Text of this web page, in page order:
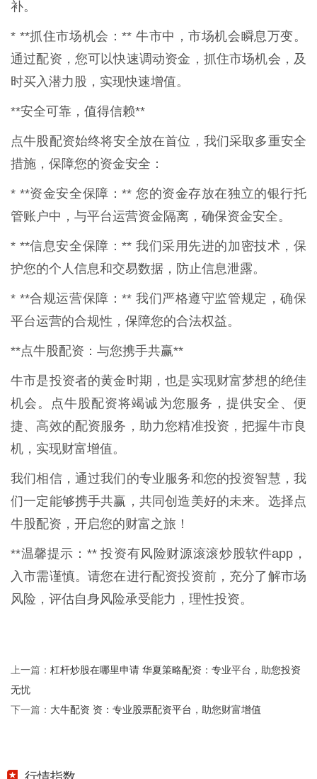
补。
* **抓住市场机会：** 牛市中，市场机会瞬息万变。
通过配资，您可以快速调动资金，抓住市场机会，及
时买入潜力股，实现快速增值。
**安全可靠，值得信赖**
点牛股配资始终将安全放在首位，我们采取多重安全
措施，保障您的资金安全：
* **资金安全保障：** 您的资金存放在独立的银行托
管账户中，与平台运营资金隔离，确保资金安全。
* **信息安全保障：** 我们采用先进的加密技术，保
护您的个人信息和交易数据，防止信息泄露。
* **合规运营保障：** 我们严格遵守监管规定，确保
平台运营的合规性，保障您的合法权益。
**点牛股配资：与您携手共赢**
牛市是投资者的黄金时期，也是实现财富梦想的绝佳
机会。点牛股配资将竭诚为您服务，提供安全、便
捷、高效的配资服务，助力您精准投资，把握牛市良
机，实现财富增值。
我们相信，通过我们的专业服务和您的投资智慧，我
们一定能够携手共赢，共同创造美好的未来。选择点
牛股配资，开启您的财富之旅！
**温馨提示：** 投资有风险财源滚滚炒股软件app，
入市需谨慎。请您在进行配资投资前，充分了解市场
风险，评估自身风险承受能力，理性投资。
上一篇： 杠杆炒股在哪里申请 华夏策略配资：专业平台，助您投资
无忧
下一篇： 大牛配资 资：专业股票配资平台，助您财富增值